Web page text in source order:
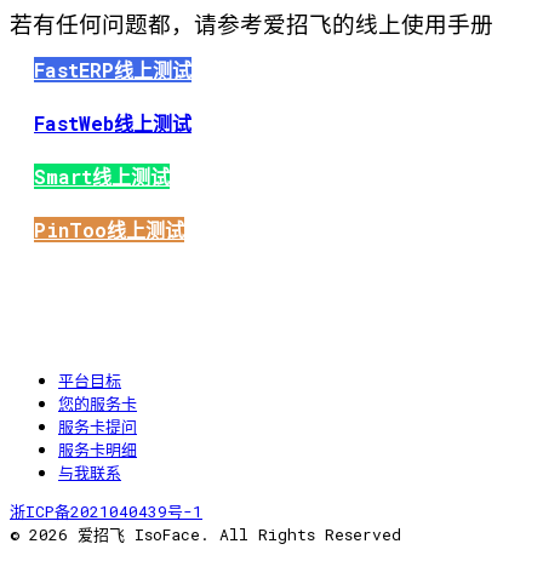
若有任何问题都，请参考爱招飞的线上使用手册
FastERP线上测试
FastWeb线上测试
Smart线上测试
PinToo线上测试
平台目标
您的服务卡
服务卡提问
服务卡明细
与我联系
浙ICP备2021040439号-1
© 2026 爱招飞 IsoFace. All Rights Reserved